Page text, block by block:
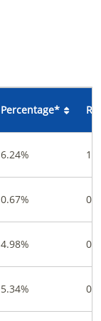
Percentage*
6.24% 1
0.67% 0
4.98% 0
5.34% 0